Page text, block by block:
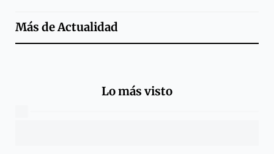
Más deActualidad
Lo más visto